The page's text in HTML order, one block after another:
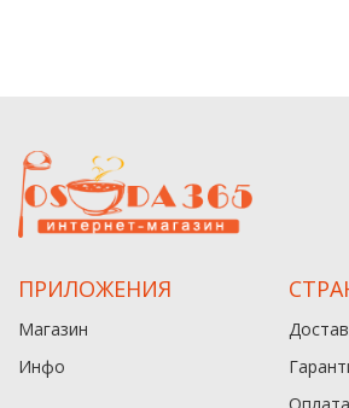
ПРИЛОЖЕНИЯ
Магазин
Инфо
Оплата